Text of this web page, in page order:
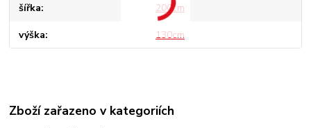
šířka 200cm
výška 130cm
Zboží zařazeno v kategoriích